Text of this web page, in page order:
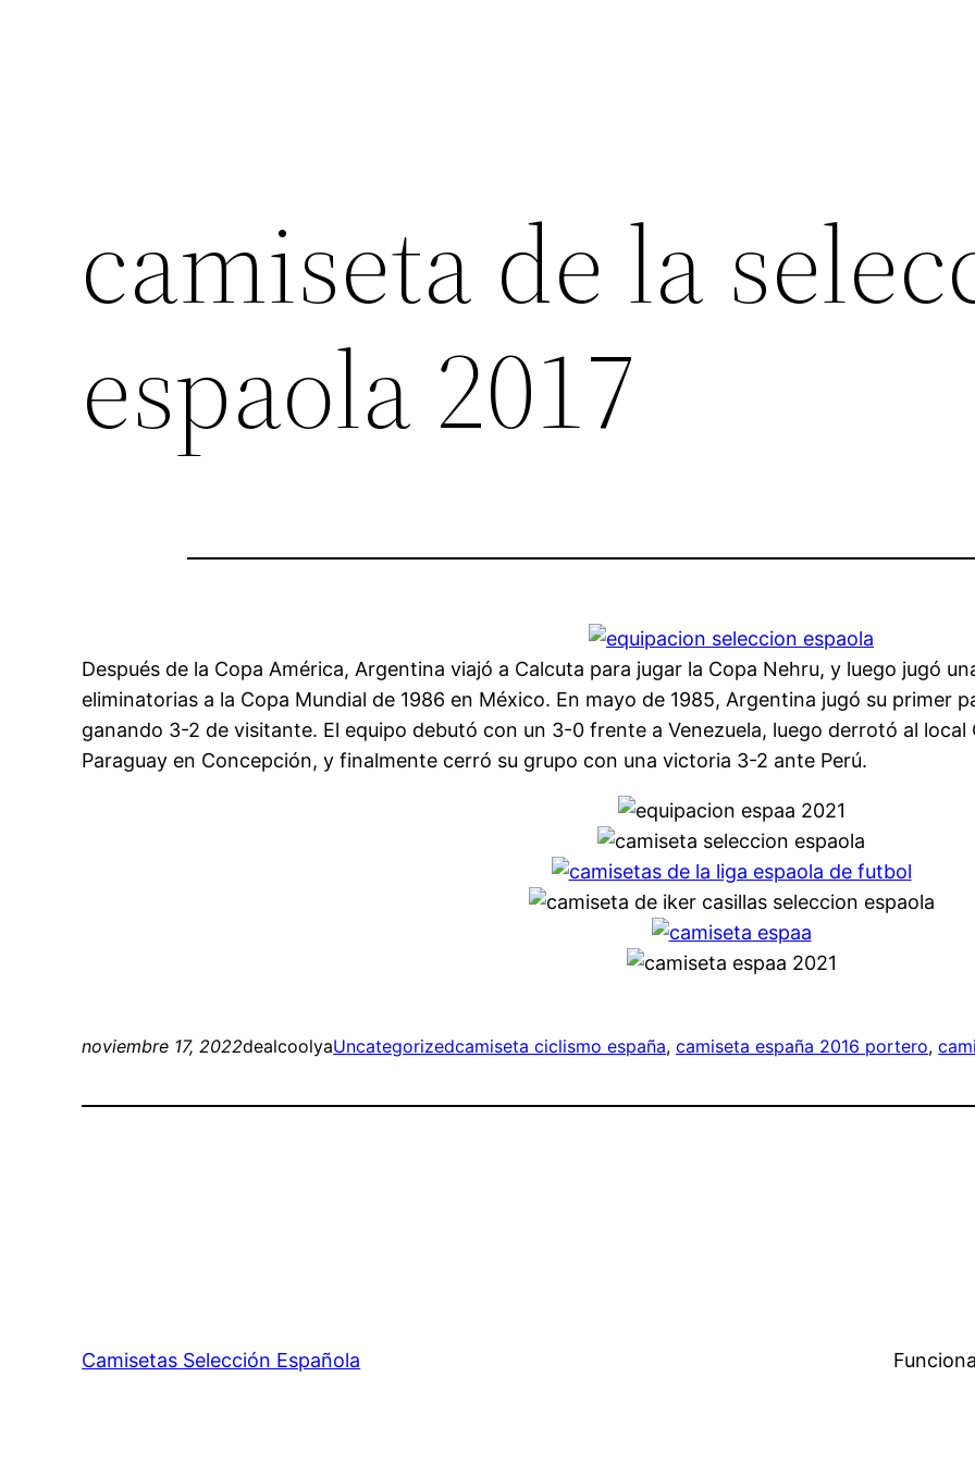
camiseta de la
espaola 2017
Después de la Copa América, Argentina viajó a Calcuta para jugar la Copa Nehru, y luego jugó
eliminatorias a la Copa Mundial de 1986 en México. En mayo de 1985, Argentina jugó su primer
ganando 3-2 de visitante. El equipo debutó con un 3-0 frente a Venezuela, luego derrotó al
Paraguay en Concepción, y finalmente cerró su grupo con una victoria 3-2 ante Perú.
noviembre 17, 2022dealcoolyaUncategorizedcamiseta ciclismo españa, camiseta españa 2016 portero,
Camisetas Selección Española